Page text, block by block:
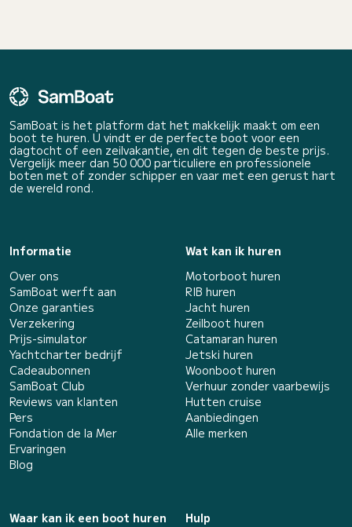
SamBoat is het platform dat het makkelijk maakt om een
boot te huren. U vindt er de perfecte boot voor een
dagtocht of een zeilvakantie, en dit tegen de beste prijs.
Vergelijk meer dan 50 000 particuliere en professionele
boten met of zonder schipper en vaar met een gerust hart
de wereld rond.
Informatie
Over ons
SamBoat werft aan
Onze garanties
Verzekering
Prijs-simulator
Yachtcharter bedrijf
Cadeaubonnen
SamBoat Club
Reviews van klanten
Pers
Fondation de la Mer
Ervaringen
Blog
Wat kan ik huren
Motorboot huren
RIB huren
Jacht huren
Zeilboot huren
Catamaran huren
Jetski huren
Woonboot huren
Verhuur zonder vaarbewijs
Hutten cruise
Aanbiedingen
Alle merken
Waar kan ik een boot huren
Hulp